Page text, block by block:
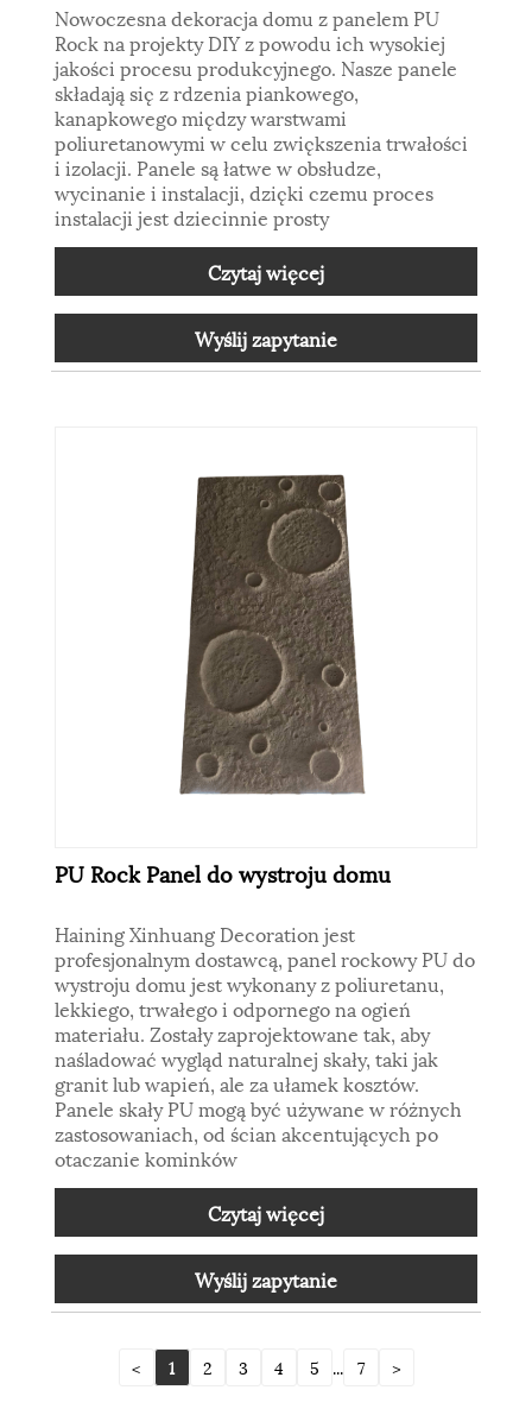
Nowoczesna dekoracja domu z panelem PU
Rock na projekty DIY z powodu ich wysokiej
jakości procesu produkcyjnego. Nasze panele
składają się z rdzenia piankowego,
kanapkowego między warstwami
poliuretanowymi w celu zwiększenia trwałości
i izolacji. Panele są łatwe w obsłudze,
wycinanie i instalacji, dzięki czemu proces
instalacji jest dziecinnie prosty
Czytaj więcej
Wyślij zapytanie
PU Rock Panel do wystroju domu
Haining Xinhuang Decoration jest
profesjonalnym dostawcą, panel rockowy PU do
wystroju domu jest wykonany z poliuretanu,
lekkiego, trwałego i odpornego na ogień
materiału. Zostały zaprojektowane tak, aby
naśladować wygląd naturalnej skały, taki jak
granit lub wapień, ale za ułamek kosztów.
Panele skały PU mogą być używane w różnych
zastosowaniach, od ścian akcentujących po
otaczanie kominków
Czytaj więcej
Wyślij zapytanie
< 1 2 3 4 5 ... 7 >